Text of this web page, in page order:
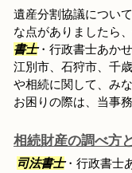
遺産分割協議につい
な点がありましたら
書士・行政書士あか
江別市、石狩市、千
や相続に関して、み
お困りの際は、当事
相続財産の調べ方
司法書士・行政書士